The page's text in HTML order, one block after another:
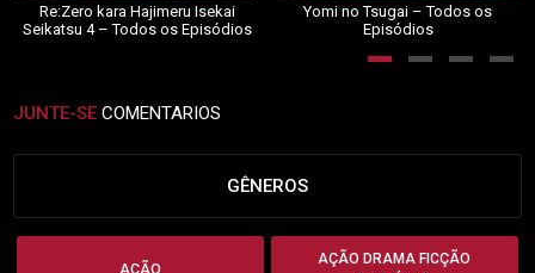
Re:Zero kara Hajimeru Isekai
Seikatsu 4 – Todos os Episódios
Yomi no Tsugai – Todos os
Episódios
JUNTE-SE COMENTARIOS
GÊNEROS
AÇÃO
AÇÃO DRAMA FICÇÃO